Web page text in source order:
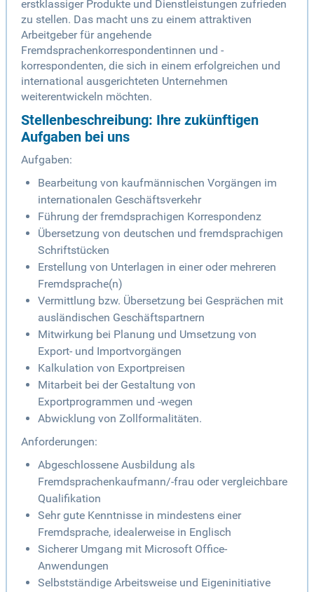
erstklassiger Produkte und Dienstleistungen zufrieden
zu stellen. Das macht uns zu einem attraktiven
Arbeitgeber für angehende
Fremdsprachenkorrespondentinnen und -
korrespondenten, die sich in einem erfolgreichen und
international ausgerichteten Unternehmen
weiterentwickeln möchten.
Stellenbeschreibung: Ihre zukünftigen
Aufgaben bei uns
Aufgaben:
Bearbeitung von kaufmännischen Vorgängen im
internationalen Geschäftsverkehr
Führung der fremdsprachigen Korrespondenz
Übersetzung von deutschen und fremdsprachigen
Schriftstücken
Erstellung von Unterlagen in einer oder mehreren
Fremdsprache(n)
Vermittlung bzw. Übersetzung bei Gesprächen mit
ausländischen Geschäftspartnern
Mitwirkung bei Planung und Umsetzung von
Export- und Importvorgängen
Kalkulation von Exportpreisen
Mitarbeit bei der Gestaltung von
Exportprogrammen und -wegen
Abwicklung von Zollformalitäten.
Anforderungen:
Abgeschlossene Ausbildung als
Fremdsprachenkaufmann/-frau oder vergleichbare
Qualifikation
Sehr gute Kenntnisse in mindestens einer
Fremdsprache, idealerweise in Englisch
Sicherer Umgang mit Microsoft Office-
Anwendungen
Selbstständige Arbeitsweise und Eigeninitiative